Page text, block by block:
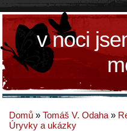
v noci
Domů » Tomáš V. Odaha »
Úryvky a ukázky